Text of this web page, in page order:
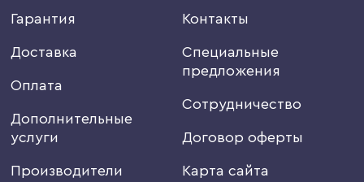
Гарантия
Доставка
Оплата
Дополнительные
услуги
Производители
Контакты
Специальные
предложения
Сотрудничество
Договор оферты
Карта сайта